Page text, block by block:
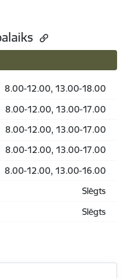
8.00-12.00, 13.00-18.00
8.00-12.00, 13.00-17.00
8.00-12.00, 13.00-17.00
8.00-12.00, 13.00-17.00
8.00-12.00, 13.00-16.00
Slēgts
Slēgts